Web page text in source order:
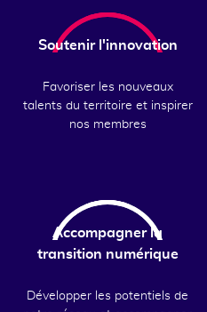
Soutenir l'innovation
Favoriser les nouveaux
talents du territoire et inspirer
nos membres
Accompagner la
transition numérique
Développer les potentiels de